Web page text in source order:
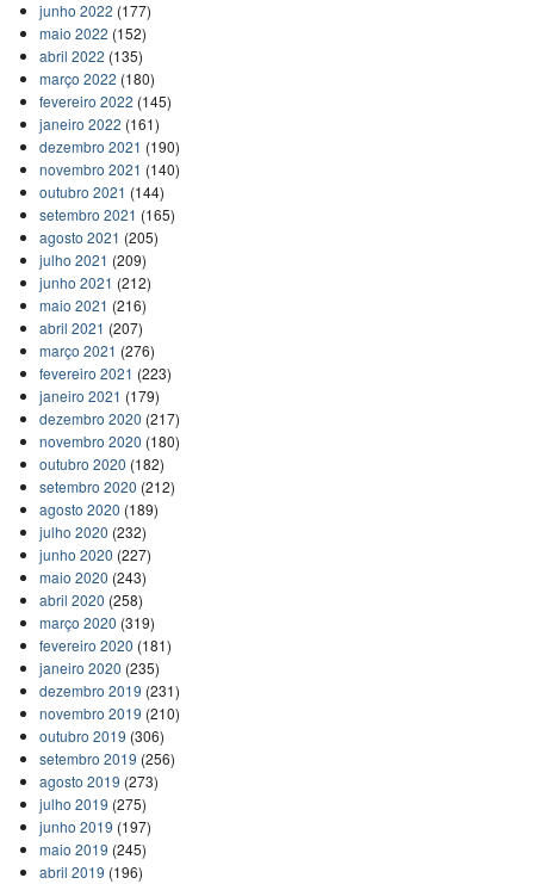
junho 2022 (177)
maio 2022 (152)
abril 2022 (135)
março 2022 (180)
fevereiro 2022 (145)
janeiro 2022 (161)
dezembro 2021 (190)
novembro 2021 (140)
outubro 2021 (144)
setembro 2021 (165)
agosto 2021 (205)
julho 2021 (209)
junho 2021 (212)
maio 2021 (216)
abril 2021 (207)
março 2021 (276)
fevereiro 2021 (223)
janeiro 2021 (179)
dezembro 2020 (217)
novembro 2020 (180)
outubro 2020 (182)
setembro 2020 (212)
agosto 2020 (189)
julho 2020 (232)
junho 2020 (227)
maio 2020 (243)
abril 2020 (258)
março 2020 (319)
fevereiro 2020 (181)
janeiro 2020 (235)
dezembro 2019 (231)
novembro 2019 (210)
outubro 2019 (306)
setembro 2019 (256)
agosto 2019 (273)
julho 2019 (275)
junho 2019 (197)
maio 2019 (245)
abril 2019 (196)